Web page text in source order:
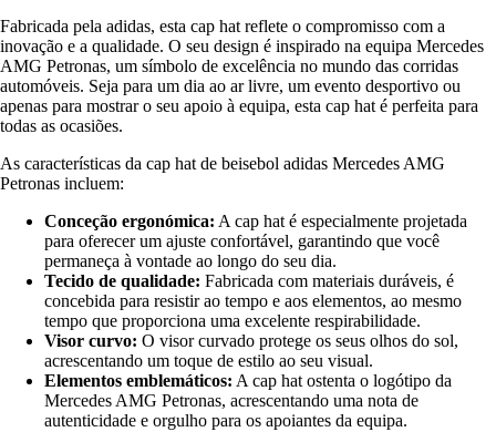
Fabricada pela adidas, esta cap hat reflete o compromisso com a
inovação e a qualidade. O seu design é inspirado na equipa Mercedes
AMG Petronas, um símbolo de excelência no mundo das corridas
automóveis. Seja para um dia ao ar livre, um evento desportivo ou
apenas para mostrar o seu apoio à equipa, esta cap hat é perfeita para
todas as ocasiões.
As características da cap hat de beisebol adidas Mercedes AMG
Petronas incluem:
Conceção ergonómica: A cap hat é especialmente projetada
para oferecer um ajuste confortável, garantindo que você
permaneça à vontade ao longo do seu dia.
Tecido de qualidade: Fabricada com materiais duráveis, é
concebida para resistir ao tempo e aos elementos, ao mesmo
tempo que proporciona uma excelente respirabilidade.
Visor curvo: O visor curvado protege os seus olhos do sol,
acrescentando um toque de estilo ao seu visual.
Elementos emblemáticos: A cap hat ostenta o logótipo da
Mercedes AMG Petronas, acrescentando uma nota de
autenticidade e orgulho para os apoiantes da equipa.